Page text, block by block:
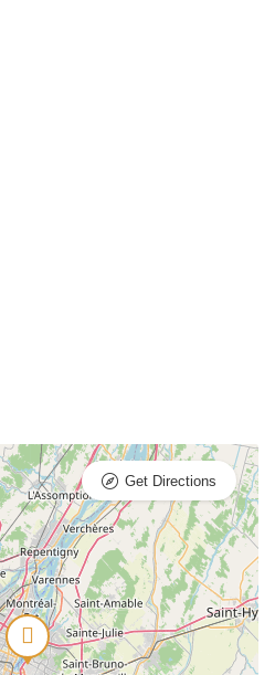
Get Directions